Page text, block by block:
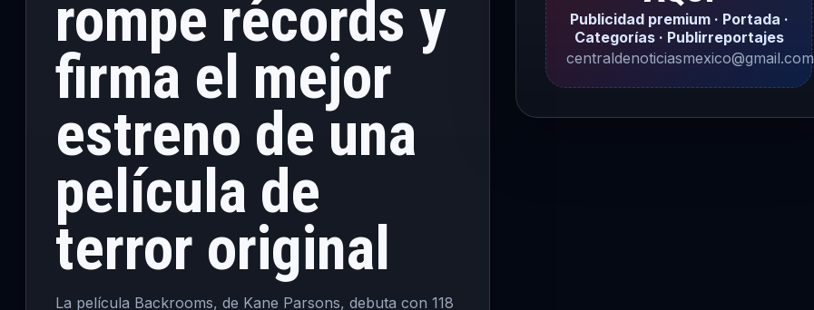
rompe récords y
firma el mejor
estreno de una
película de
terror original
La película Backrooms, de Kane Parsons, debuta con 118
Publicidad premium · Portada ·
Categorías · Publirreportajes
centraldenoticiasmexico@gmail.com